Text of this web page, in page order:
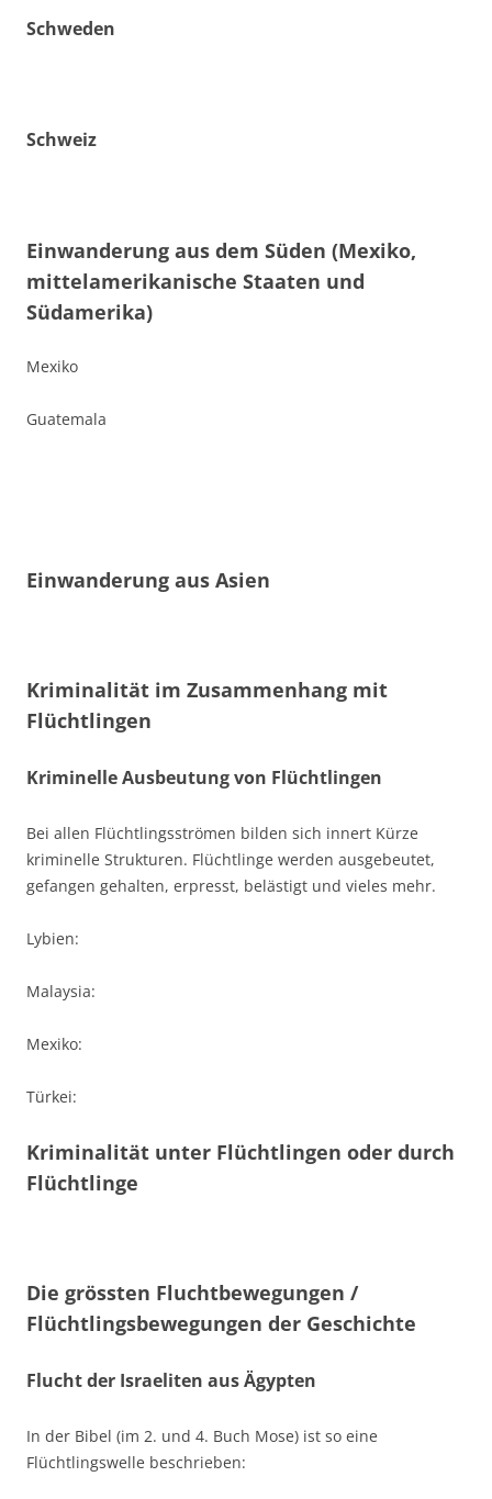
Schweden
Schweiz
Einwanderung aus dem Süden (Mexiko,
mittelamerikanische Staaten und
Südamerika)
Mexiko
Guatemala
Einwanderung aus Asien
Kriminalität im Zusammenhang mit
Flüchtlingen
Kriminelle Ausbeutung von Flüchtlingen
Bei allen Flüchtlingsströmen bilden sich innert Kürze
kriminelle Strukturen. Flüchtlinge werden ausgebeutet,
gefangen gehalten, erpresst, belästigt und vieles mehr.
Lybien:
Malaysia:
Mexiko:
Türkei:
Kriminalität unter Flüchtlingen oder durch
Flüchtlinge
Die grössten Fluchtbewegungen /
Flüchtlingsbewegungen der Geschichte
Flucht der Israeliten aus Ägypten
In der Bibel (im 2. und 4. Buch Mose) ist so eine
Flüchtlingswelle beschrieben: